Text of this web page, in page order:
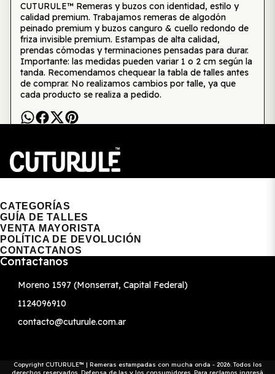
CUTURULE™ Remeras y buzos con identidad, estilo y
calidad premium. Trabajamos remeras de algodón
peinado premium y buzos canguro & cuello redondo de
friza invisible premium. Estampas de alta calidad,
prendas cómodas y terminaciones pensadas para durar.
Importante: las medidas pueden variar 1 o 2 cm según la
tanda. Recomendamos chequear la tabla de talles antes
de comprar. No realizamos cambios por talle, ya que
cada producto se realiza a pedido.
CATEGORÍAS
GUÍA DE TALLES
VENTA MAYORISTA
POLÍTICA DE DEVOLUCIÓN
CONTACTANOS
Contactanos
Moreno 1597 (Monserrat, Capital Federal)
1124096910
contacto@cuturule.com.ar
Copyright CUTURULE™ | Remeras estampadas con mucha onda - 2026. Todos los